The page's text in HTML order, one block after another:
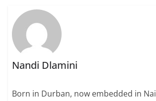
Nandi Dlamini
Born in Durban, now embedded in